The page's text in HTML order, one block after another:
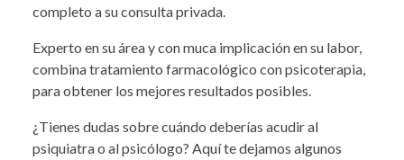
completo a su consulta privada.
Experto en su área y con muca implicación en su labor,
combina tratamiento farmacológico con psicoterapia,
para obtener los mejores resultados posibles.
¿Tienes dudas sobre cuándo deberías acudir al
psiquiatra o al psicólogo? Aquí te dejamos algunos